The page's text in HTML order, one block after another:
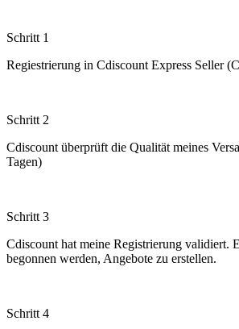
Schritt 1
Regiestrierung in Cdiscount Express Seller
Schritt 2
Cdiscount überprüft die Qualität meines
Tagen)
Schritt 3
Cdiscount hat meine Registrierung validiert.
begonnen werden, Angebote zu erstellen.
Schritt 4